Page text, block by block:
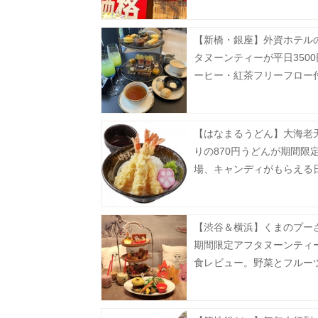
【新橋・銀座】外資ホテル
タヌーンティーが平日
ーヒー・紅茶フリーフロー
【はなまるうどん】大海老
りの870円うどんが期間限
場、キャンディがもらえる
【渋谷＆横浜】くまのプー
期間限定アフタヌーンティ
食レビュー。野菜とフルー